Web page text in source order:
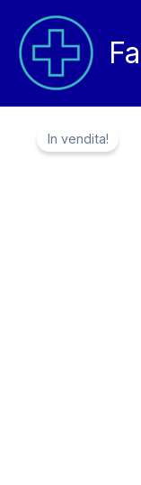
contenuto
In vendita!